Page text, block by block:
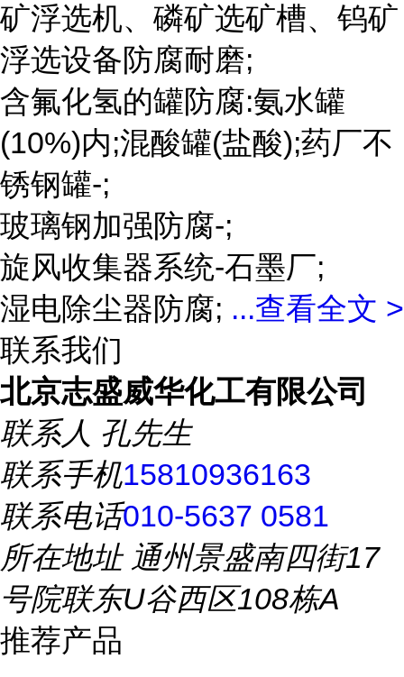
矿浮选机、磷矿选矿槽、钨矿
浮选设备防腐耐磨;
含氟化氢的罐防腐:氨水罐
(10%)内;混酸罐(盐酸);药厂不
锈钢罐-;
玻璃钢加强防腐-;
旋风收集器系统-石墨厂;
湿电除尘器防腐; ...查看全文 >
联系我们
北京志盛威华化工有限公司
联系人 孔先生
联系手机15810936163
联系电话010-5637 0581
所在地址通州景盛南四街17
号院联东U谷西区108栋A
推荐产品